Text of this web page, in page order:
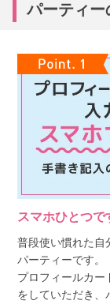
パーティー
スマホひとつで
普段使い慣れた自
パーティーです。
プロフィールカー
をしていただき、